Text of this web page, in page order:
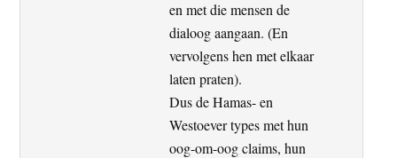
en met die mensen de
dialoog aangaan. (En
vervolgens hen met elkaar
laten praten).
Dus de Hamas- en
Westoever types met hun
oog-om-oog claims, hun